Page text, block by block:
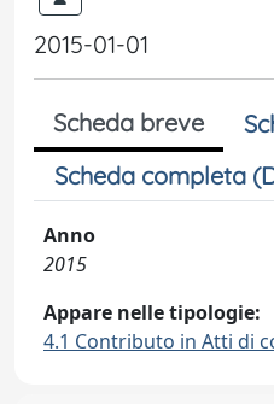
2015-01-01
Scheda breve
Scheda completa
Anno
2015
Appare nelle tipologie:
4.1 Contributo in Atti di